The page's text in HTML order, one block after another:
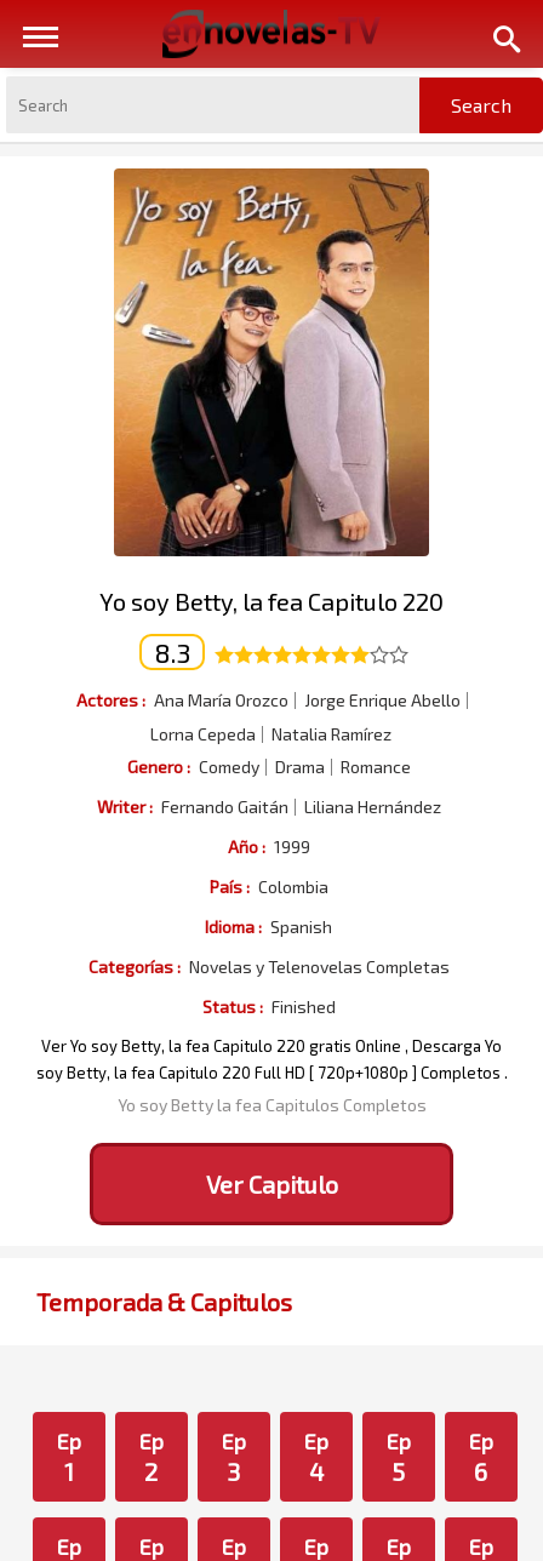
Yo soy Betty, la fea Capitulo 220
8.3
Actores : Ana María Orozco
Jorge Enrique Abello
Lorna Cepeda
Natalia Ramírez
Genero : Comedy Drama
Romance
Writer : Fernando Gaitán
Liliana Hernández
Año : 1999
País : Colombia
Idioma : Spanish
Categorías : Novelas y Telenovelas Completas
Status : Finished
Ver Yo soy Betty, la fea Capitulo 220 gratis Online , Descarga Yo
soy Betty, la fea Capitulo 220 Full HD [ 720p+1080p ] Completos .
Yo soy Betty la fea Capitulos Completos
Ver Capitulo
Temporada & Capitulos
Ep
1
Ep
2
Ep
3
Ep
4
Ep
5
Ep
6
Ep Ep Ep Ep Ep Ep